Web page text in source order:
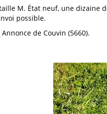
M. État neuf, une
possible.
Annonce de Couvin (5660).